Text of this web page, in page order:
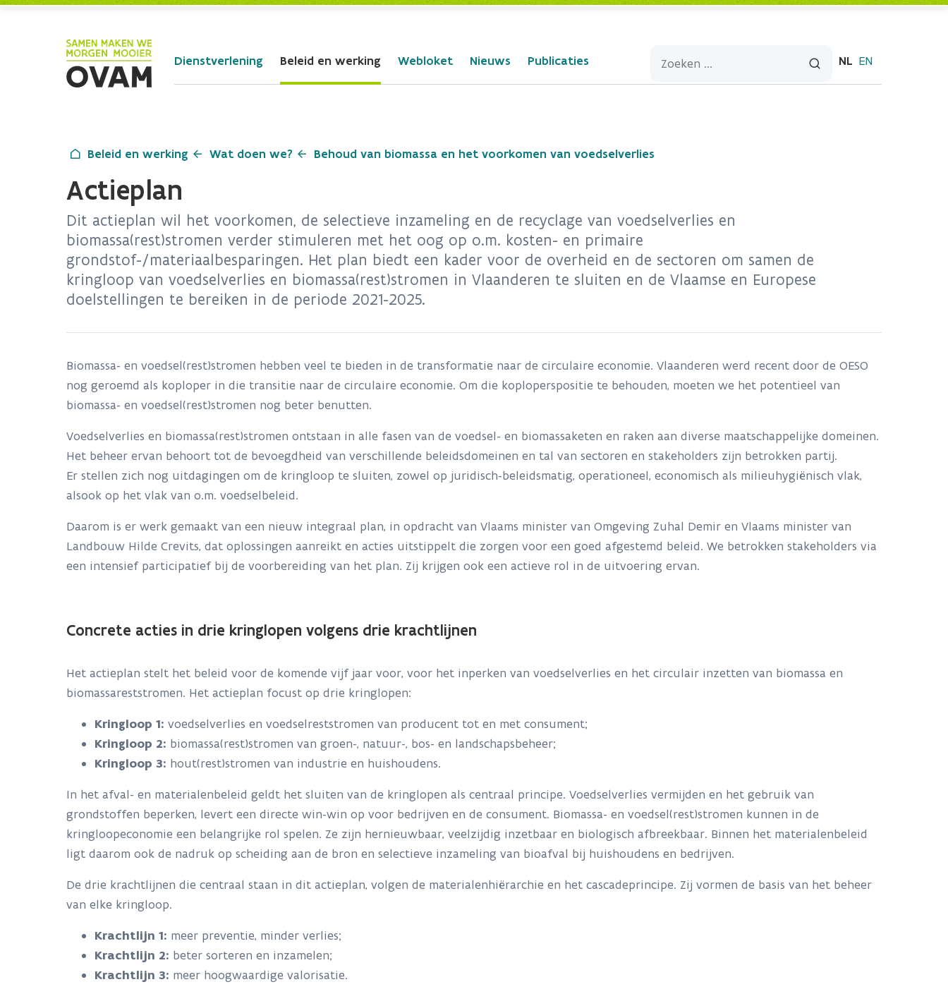
Dienstverlening Beleid en werking Webloket Nieuws Publicaties NL EN
Beleid en werking Wat doen we? Behoud van biomassa en het voorkomen van voedselverlies
Actieplan
Dit actieplan wil het voorkomen, de selectieve inzameling en de recyclage van voedselverlies en
biomassa(rest)stromen verder stimuleren met het oog op o.m. kosten- en primaire
grondstof-/materiaalbesparingen. Het plan biedt een kader voor de overheid en de sectoren om samen de
kringloop van voedselverlies en biomassa(rest)stromen in Vlaanderen te sluiten en de Vlaamse en Europese
doelstellingen te bereiken in de periode 2021-2025.
Biomassa- en voedsel(rest)stromen hebben veel te bieden in de transformatie naar de circulaire economie. Vlaanderen werd recent door de OESO
nog geroemd als koploper in die transitie naar de circulaire economie. Om die koploperspositie te behouden, moeten we het potentieel van
biomassa- en voedsel(rest)stromen nog beter benutten.
Voedselverlies en biomassa(rest)stromen ontstaan in alle fasen van de voedsel- en biomassaketen en raken aan diverse maatschappelijke domeinen.
Het beheer ervan behoort tot de bevoegdheid van verschillende beleidsdomeinen en tal van sectoren en stakeholders zijn betrokken partij.
Er stellen zich nog uitdagingen om de kringloop te sluiten, zowel op juridisch-beleidsmatig, operationeel, economisch als milieuhygiënisch vlak,
alsook op het vlak van o.m. voedselbeleid.
Daarom is er werk gemaakt van een nieuw integraal plan, in opdracht van Vlaams minister van Omgeving Zuhal Demir en Vlaams minister van
Landbouw Hilde Crevits, dat oplossingen aanreikt en acties uitstippelt die zorgen voor een goed afgestemd beleid. We betrokken stakeholders via
een intensief participatief bij de voorbereiding van het plan. Zij krijgen ook een actieve rol in de uitvoering ervan.
Concrete acties in drie kringlopen volgens drie krachtlijnen
Het actieplan stelt het beleid voor de komende vijf jaar voor, voor het inperken van voedselverlies en het circulair inzetten van biomassa en
biomassareststromen. Het actieplan focust op drie kringlopen:
Kringloop 1: voedselverlies en voedselreststromen van producent tot en met consument;
Kringloop 2: biomassa(rest)stromen van groen-, natuur-, bos- en landschapsbeheer;
Kringloop 3: hout(rest)stromen van industrie en huishoudens.
In het afval- en materialenbeleid geldt het sluiten van de kringlopen als centraal principe. Voedselverlies vermijden en het gebruik van
grondstoffen beperken, levert een directe win-win op voor bedrijven en de consument. Biomassa- en voedsel(rest)stromen kunnen in de
kringloopeconomie een belangrijke rol spelen. Ze zijn hernieuwbaar, veelzijdig inzetbaar en biologisch afbreekbaar. Binnen het materialenbeleid
ligt daarom ook de nadruk op scheiding aan de bron en selectieve inzameling van bioafval bij huishoudens en bedrijven.
De drie krachtlijnen die centraal staan in dit actieplan, volgen de materialenhiërarchie en het cascadeprincipe. Zij vormen de basis van het beheer
van elke kringloop.
Krachtlijn 1: meer preventie, minder verlies;
Krachtlijn 2: beter sorteren en inzamelen;
Krachtlijn 3: meer hoogwaardige valorisatie.